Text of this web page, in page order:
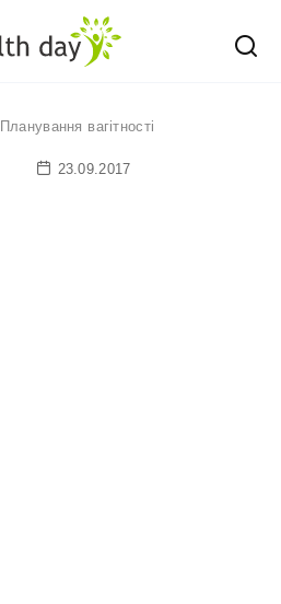
Планування вагітності
23.09.2017